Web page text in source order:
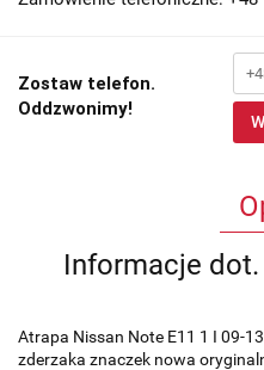
Zostaw telefon.
Oddzwonimy!
Informacje
Atrapa Nissan Note E11 1 I 09-
zderzaka znaczek nowa